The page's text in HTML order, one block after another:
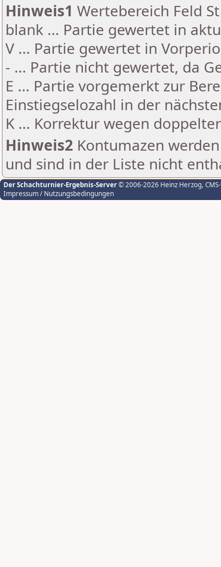
Hinweis1 Wertebereich Feld
blank ... Partie gewertet in
V ... Partie gewertet in
- ... Partie nicht gewertet, da
E ... Partie vorgemerkt zur
Einstiegselozahl in der
K ... Korrektur wegen
Hinweis2 Kontumazen
und sind in der Liste nicht
Der Schachturnier-Ergebnis-Server© 2006-2026 Heinz Herzog,
Impressum / Nutzungsbedingungen